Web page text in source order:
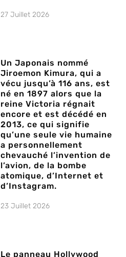
27 Juillet 2026
Un Japonais nommé
Jiroemon Kimura, qui a
vécu jusqu’à 116 ans, est
né en 1897 alors que la
reine Victoria régnait
encore et est décédé en
2013, ce qui signifie
qu’une seule vie humaine
a personnellement
chevauché l’invention de
l’avion, de la bombe
atomique, d’Internet et
d’Instagram.
23 Juillet 2026
Le panneau Hollywood